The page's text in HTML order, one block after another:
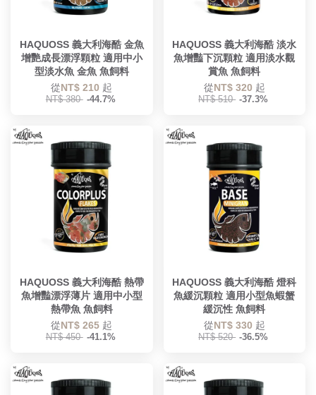
HAQUOSS 義大利海酷 金魚
增艷成長漂浮顆粒 適用中小
型淡水魚 金魚 魚飼料
從NT$ 210 起
NT$ 380 -44.7%
HAQUOSS 義大利海酷 淡水
魚增豔下沉顆粒 適用淡水觀
賞魚 魚飼料
從NT$ 320 起
NT$ 510 -37.3%
HAQUOSS 義大利海酷 熱帶
魚增豔漂浮薄片 適用中小型
熱帶魚 魚飼料
從NT$ 265 起
NT$ 450 -41.1%
HAQUOSS 義大利海酷 燈科
魚緩沉顆粒 適用小型魚蝦蟹
緩沉性 魚飼料
從NT$ 330 起
NT$ 520 -36.5%